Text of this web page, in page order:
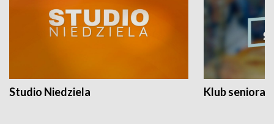
Studio Niedziela Klub seniora